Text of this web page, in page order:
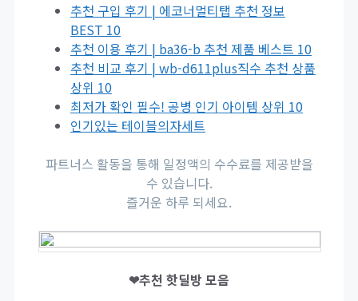
추천 구입 후기 | 에코너멀티탭 추천 정보
BEST 10
추천 이용 후기 | ba36-b 추천 제품 베스트 10
추천 비교 후기 | wb-d611plus직수 추천 상품
상위 10
최저가 확인 필수! 공병 인기 아이템 상위 10
인기있는 테이블의자세트
파트너스 활동을 통해 일정액의 수수료를 제공받을
수 있습니다.
즐거운 하루 되세요.
❤추천 핫딜방 모음